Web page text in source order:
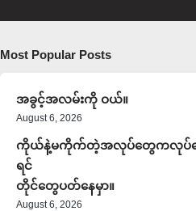
Most Popular Posts
အခွင့်အလမ်းကို ဝယ်။
August 6, 2026
ကိုယ်နဲ့မကိုက်တဲ့အလုပ်တွေကလုပ်
ရင်
တိုင်တွေပတ်နေမှာ။
August 6, 2026